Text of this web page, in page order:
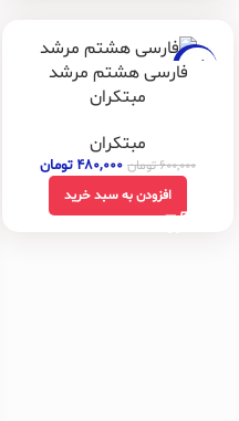
-20%فارسی هشتم مرشد
مبتکران
مبتکران
۶۰۰,۰۰۰تومان ۴۸۰,۰۰۰ تومان
افزودن به سبد خرید